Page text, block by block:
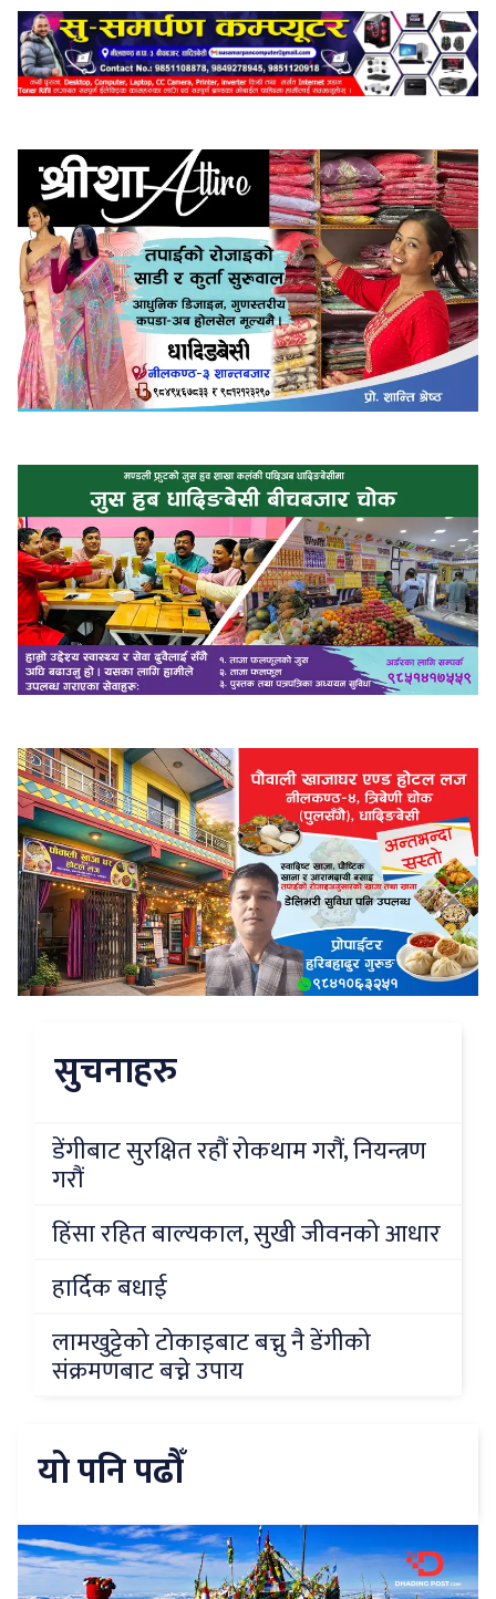
सुचनाहरु
डेंगीबाट सुरक्षित रहौं रोकथाम गरौं, नियन्त्रण
गरौं
हिंसा रहित बाल्यकाल, सुखी जीवनको आधार
हार्दिक बधाई
लामखुट्टेको टोकाइबाट बच्नु नै डेंगीको
संक्रमणबाट बच्ने उपाय
यो पनि पढौँ